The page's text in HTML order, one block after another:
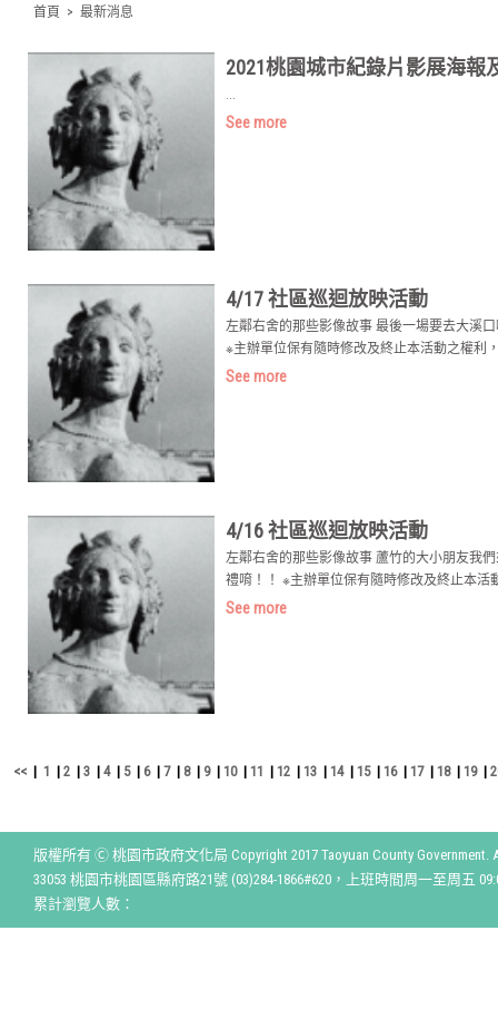
首頁 > 最新消息
2021桃園城市紀錄片影展海報
...
See more
4/17 社區巡迴放映活動
左鄰右舍的那些影像故事 最後一場要去大溪
※主辦單位保有隨時修改及終止本活動之權利
See more
4/16 社區巡迴放映活動
左鄰右舍的那些影像故事 蘆竹的大小朋友我
禮唷！！ ※主辦單位保有隨時修改及終止本
See more
<< | 1 | 2 | 3 | 4 | 5 | 6 | 7 | 8 | 9 | 10 | 11 | 12 | 13 | 14 | 15 | 16 | 17 | 18 | 19 |
版權所有 Ⓒ 桃園市政府文化局 Copyright 2017 Taoyuan County Government.
33053 桃園市桃園區縣府路21號 (03)284-1866#620，上班時間周一至周五
累計瀏覽人數：